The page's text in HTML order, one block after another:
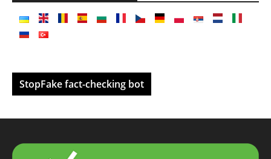
StopFake fact-checking bot